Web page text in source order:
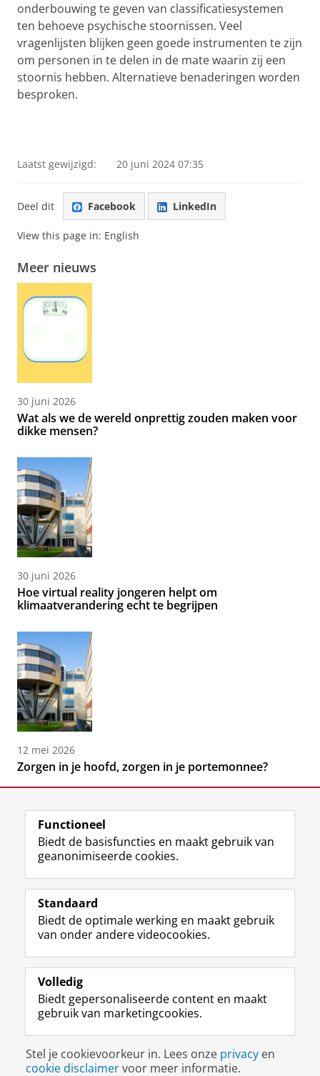
onderbouwing te geven van classificatiesystemen
ten behoeve psychische stoornissen. Veel
vragenlijsten blijken geen goede instrumenten te zijn
om personen in te delen in de mate waarin zij een
stoornis hebben. Alternatieve benaderingen worden
besproken.
Laatst gewijzigd: 20 juni 2024 07:35
Deel dit Facebook LinkedIn
View this page in: English
Meer nieuws
30 juni 2026
Wat als we de wereld onprettig zouden maken voor
dikke mensen?
30 juni 2026
Hoe virtual reality jongeren helpt om
klimaatverandering echt te begrijpen
12 mei 2026
Zorgen in je hoofd, zorgen in je portemonnee?
Volg de RUG
F
a
e
b
o
p
a
i
n
a
L
i
k
e
I
-
p
g
i
n
R
S
-
f
e
R
k
s
u
I
n
t
r
m
c
c
o
Y
o
T
e
k
a
a
Studiekiezers
Alumni
Over ons
Disclaimer & Copyright
Inloggen
Functioneel
Biedt de basisfuncties en maakt gebruik van
geanonimiseerde cookies.
Standaard
Biedt de optimale werking en maakt gebruik
van onder andere videocookies.
Volledig
Biedt gepersonaliseerde content en maakt
gebruik van marketingcookies.
Stel je cookievoorkeur in. Lees onze privacy en
cookie disclaimervoor meer informatie.